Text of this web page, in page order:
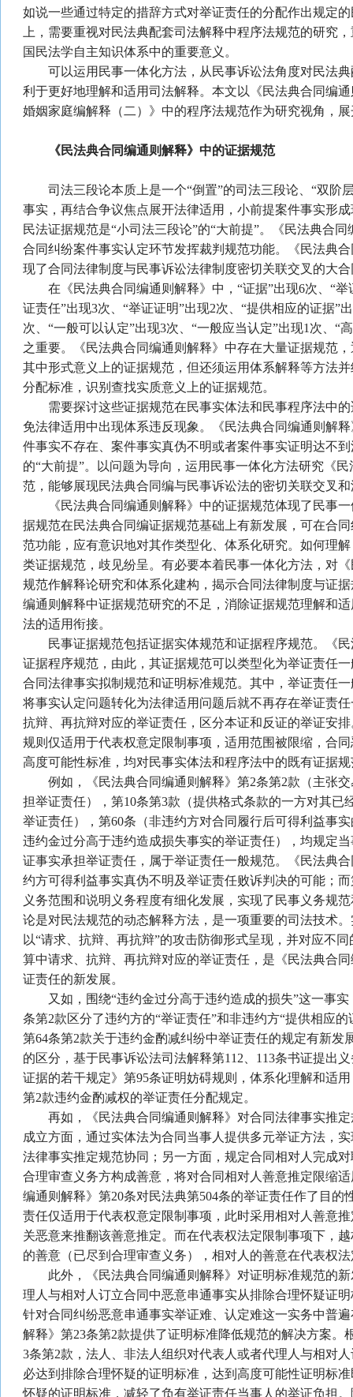
如说一些通过特定的措辞方式对举证责任的分配作出规定
上，需要重视对民法典配套司法解释中程序法规范的研究
国民法学自主知识体系中的重要意义。
可以运用民事一体化方法，从民事诉讼法角度对民法典
利于更好地理解和适用司法解释。本文以《民法典合同编
婚姻家庭编解释（二）》中的程序法规范作为研究视角，
《民法典合同编通则解释》中的证据规范
司法三段论本质上是一个“倒置”的司法三段论、“双阶
事实，再结合争议焦点展开法律适用，小前提案件事实形
民法证据规范是“小司法三段论”的“大前提”。《民法典合
合同纠纷案件事实认定环节发挥裁判规范功能。《民法典
现了合同法律制度与民事诉讼法律制度密切关联交叉的大
在《民法典合同编通则解释》中，“证据”出现6次、“举
证责任”出现3次、“举证证明”出现2次、“提供相应的证据”
次、“一般可以认定”出现3次、“一般应当认定”出现1次、“
之重要。《民法典合同编通则解释》中存在大量证据规范
其中形式意义上的证据规范，但还须运用体系解释等方法
分配标准，识别查找实质意义上的证据规范。
需要探讨这些证据规范在民事实体法和民事程序法中的
免法律适用中出现体系违反现象。《民法典合同编通则解
件事实不存在、案件事实真伪不明或者案件事实证明达不
的“大前提”。以问题为导向，运用民事一体化方法研究《
范，能够展现民法典合同编与民事诉讼法的密切关联交叉
《民法典合同编通则解释》中的证据规范体现了民事一
据规范在民法典合同编证据规范基础上有新发展，可在合
范功能，应有意识地对其作类型化、体系化研究。如何理
类证据规范，歧见纷呈。有必要本着民事一体化方法，对
规范作解释论研究和体系化建构，揭示合同法律制度与证
编通则解释中证据规范研究的不足，消除证据规范理解和
法的适用衔接。
民事证据规范包括证据实体规范和证据程序规范。《民
证据程序规范，由此，其证据规范可以类型化为举证责任
合同法律事实拟制规范和证明标准规范。其中，举证责任
将事实认定问题转化为法律适用问题后就不再存在举证责
抗辩、再抗辩对应的举证责任，区分本证和反证的举证安
规则仅适用于代表权意定限制事项，适用范围被限缩，合
高度可能性标准，均对民事实体法和程序法中的既有证据
例如，《民法典合同编通则解释》第2条第2款（主张交
担举证责任），第10条第3款（提供格式条款的一方对其已
举证责任），第60条（非违约方对合同履行后可得利益事
违约金过分高于违约造成损失事实的举证责任），均规定
证事实承担举证责任，属于举证责任一般规范。《民法典
约方可得利益事实真伪不明及举证责任败诉判决的可能；
义务范围和说明义务程度有细化发展，实现了民事义务规
论是对民法规范的动态解释方法，是一项重要的司法技术
以“请求、抗辩、再抗辩”的攻击防御形式呈现，并对应不
算中请求、抗辩、再抗辩对应的举证责任，是《民法典合
证责任的新发展。
又如，围绕“违约金过分高于违约造成的损失”这一事实
条第2款区分了违约方的“举证责任”和非违约方“提供相应
第64条第2款关于违约金酌减纠纷中举证责任的规定有新发
的区分，基于民事诉讼法司法解释第112、113条书证提出
证据的若干规定》第95条证明妨碍规则，体系化理解和适
第2款违约金酌减权的举证责任分配规定。
再如，《民法典合同编通则解释》对合同法律事实推定
成立方面，通过实体法为合同当事人提供多元举证方法，
法律事实推定规范协同；另一方面，规定合同相对人完成
合理审查义务方构成善意，将对合同相对人善意推定限缩
编通则解释》第20条对民法典第504条的举证责任作了目的
责任仅适用于代表权意定限制事项，此时采用相对人善意
关恶意来推翻该善意推定。而在代表权法定限制事项下，
的善意（已尽到合理审查义务），相对人的善意在代表权
此外，《民法典合同编通则解释》对证明标准规范的新
理人与相对人订立合同中恶意串通事实从排除合理怀疑证
针对合同纠纷恶意串通事实举证难、认定难这一实务中普
解释》第23条第2款提供了证明标准降低规范的解决方案。
3条第2款，法人、非法人组织对代表人或者代理人与相对
必达到排除合理怀疑的证明标准，达到高度可能性证明标
怀疑的证明标准，减轻了负有举证责任当事人的举证负担